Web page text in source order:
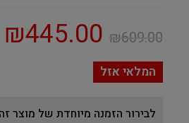
₪609.00
₪445.00
המלאי אזל
לבירור הזמנה מיוחדת של מוצר זה